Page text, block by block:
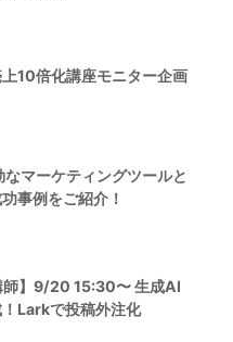
10倍化講座モニター企画
マーケティングツールと
事例をご紹介！
師】9/20 15:30〜 生成AI
Larkで投稿外注化